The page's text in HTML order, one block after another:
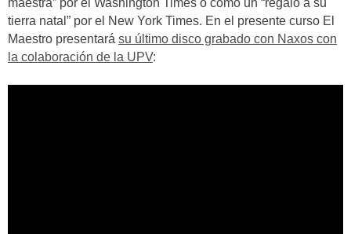
maestra” por el Washington Times o como un “regalo a su
tierra natal” por el New York Times. En el presente curso El
Maestro presentará su último disco grabado con Naxos con
la colaboración de la UPV: